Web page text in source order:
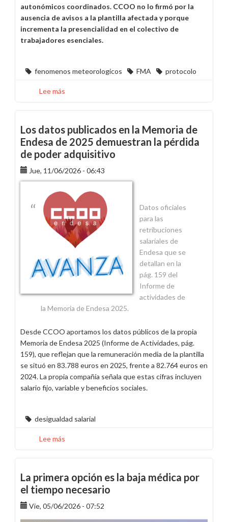
autonómicos coordinados. CCOO no lo firmó por la
ausencia de avisos a la plantilla afectada y porque
incrementa la presencialidad en el colectivo de
trabajadores esenciales.
fenomenos meteorologicos FMA protocolo
Lee más
Protocolo
ante
fenómenos
meteorológicos
adversos
Los datos publicados en la Memoria de
Endesa de 2025 demuestran la pérdida
de poder adquisitivo
Jue, 11/06/2026 - 06:43
Datos oficiales
para las
retribuciones
salariales de
Endesa que se
detallan en la
pág. 159 del
Informe de
actividades de
la Memoria de Endesa 2025.
Desde CCOO aportamos los datos públicos de la propia
Memoria de Endesa 2025 (Informe de Actividades, pág.
159), que reflejan que la remuneración media de la plantilla
se situó en 83.788 euros en 2025, frente a 82.764 euros en
2024. La propia compañía señala que estas cifras incluyen
salario fijo, variable y beneficios sociales.
desigualdad salarial
Lee más
publicados
en
la
Memoria
de
La primera opción es la baja médica por
el tiempo necesario
Vie, 05/06/2026 - 07:52